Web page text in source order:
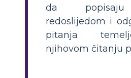
da
redoslijedom i
pitanja
njihovom čitanju